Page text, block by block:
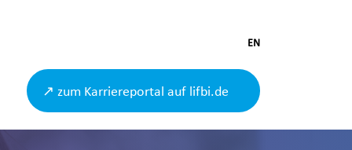
EN
↗ zum Karriereportal auf lifbi.de